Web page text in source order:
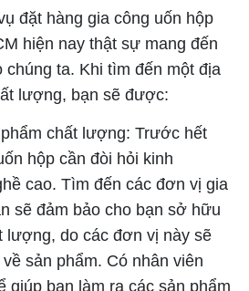
đặt hàng gia công uốn hộp
hiện nay thật sự mang đến
chúng ta. Khi tìm đến một địa
lượng, bạn sẽ được:
chất lượng: Trước hết
hộp cần đòi hỏi kinh
cao. Tìm đến các đơn vị gia
sẽ đảm bảo cho bạn sở hữu
lượng, do các đơn vị này sẽ
sản phẩm. Có nhân viên
giúp bạn làm ra các sản phẩm